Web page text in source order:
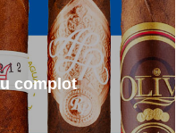
complot